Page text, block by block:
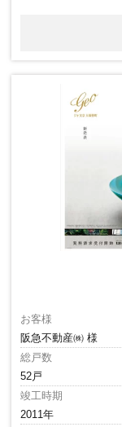
お客様
阪急不動産㈱ 様
総戸数
52戸
竣工時期
2011年